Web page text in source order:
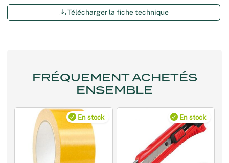
Télécharger la fiche technique
FRÉQUEMENT ACHETÉS
ENSEMBLE
En stock En stock